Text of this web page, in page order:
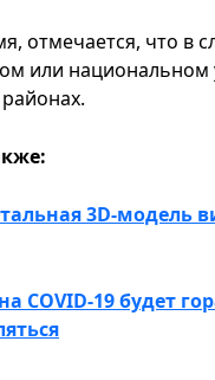
отмечается, что в
или
3D-модель
COVID-19 будет